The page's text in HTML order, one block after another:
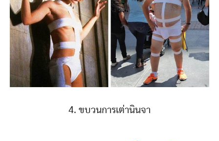
4. ขบวนการเต่านินจา